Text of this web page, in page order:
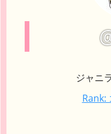
ジャニ
Rank: